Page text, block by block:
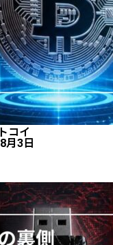
コイ
月3日